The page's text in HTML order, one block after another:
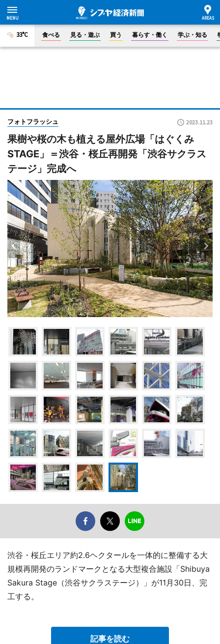
33°C 食べる 見る・遊ぶ 買う 暮らす・働く 学ぶ・知る
フォトフラッシュ 2023.11.23
果樹や桜の木も植える屋外広場「はぐくみ
STAGE」＝渋谷・桜丘再開発「渋谷サクラス
テージ」完成へ
渋谷・桜丘エリア約2.6ヘクタールを一体的に整備する大
規模再開発のランドマークとなる大型複合施設「Shibuya
Sakura Stage（渋谷サクラステージ）」が11月30日、完
工する。
記事を読む